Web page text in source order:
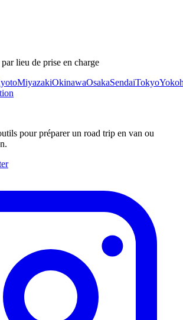
lieu de prise en charge
MiyazakiOkinawaOsakaSendaiTokyo
pour préparer un road trip en van ou